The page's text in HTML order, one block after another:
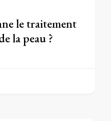
le traitement
la peau ?